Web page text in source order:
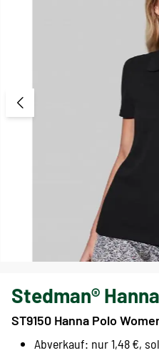
Stedman®
ST9150 Hanna Polo
Abverkauf: nur 1,48 €,